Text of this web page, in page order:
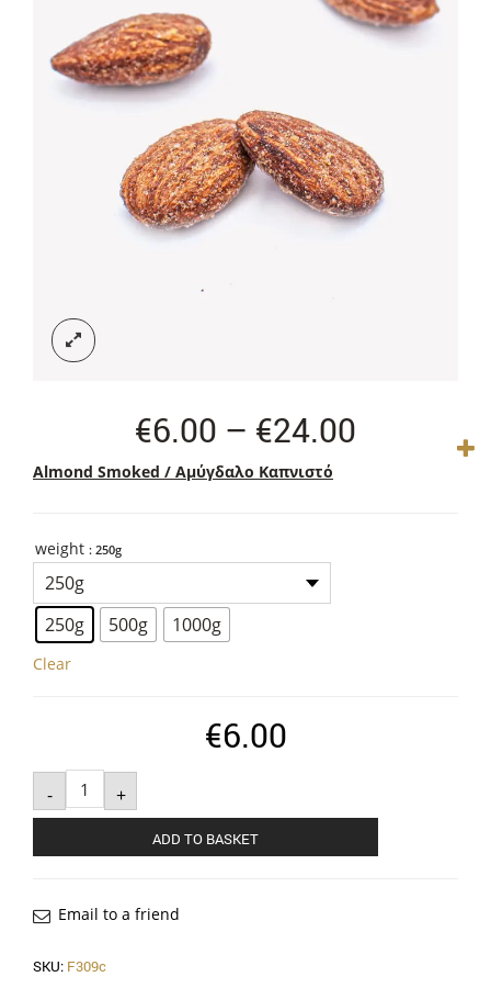
€6.00 – €24.00
Almond Smoked / Αμύγδαλο Καπνιστό
weight : 250g
250g 500g 1000g
Clear
€6.00
-
Almond
Smoked
quantity
+
ADD TO BASKET
Email to a friend
SKU: F309c